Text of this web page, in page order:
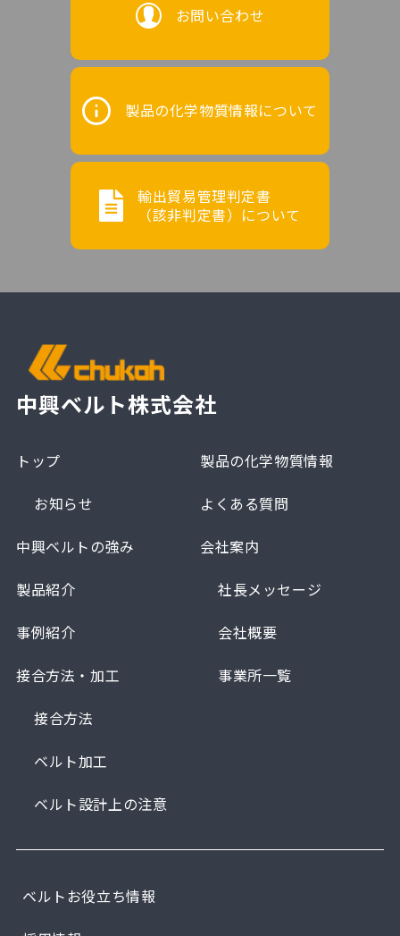
お問い合わせ
製品の化学物質情報について
輸出貿易管理判定書
（該非判定書）について
中興ベルト株式会社
トップ
お知らせ
中興ベルトの強み
製品紹介
事例紹介
接合方法・加工
接合方法
ベルト加工
ベルト設計上の注意
製品の化学物質情報
よくある質問
会社案内
社長メッセージ
会社概要
事業所一覧
ベルトお役立ち情報